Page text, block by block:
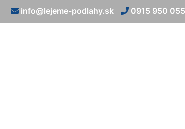
info@lejeme-podlahy.sk 0915 950 055